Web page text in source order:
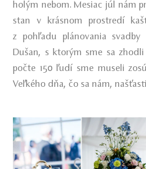
holým nebom. Mesiac júl nám
stan v krásnom prostredí
z pohľadu plánovania
Dušan, s ktorým sme sa
počte 150 ľudí sme museli
Veľkého dňa, čo sa nám,